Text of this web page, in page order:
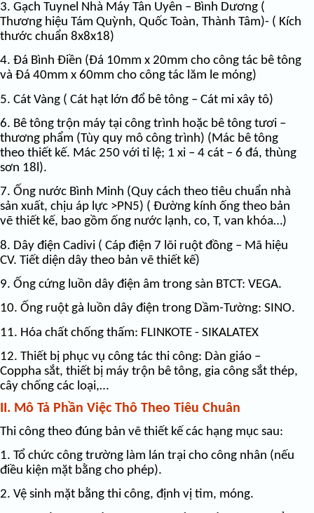
3. Gạch Tuynel Nhà Máy Tân Uyên – Bình Dương (
Thương hiệu Tám Quỳnh, Quốc Toàn, Thành Tâm)- ( Kích
thước chuẩn 8x8x18)
4. Đá Bình Điền (Đá 10mm x 20mm cho công tác bê tông
và Đá 40mm x 60mm cho công tác lăm le móng)
5. Cát Vàng ( Cát hạt lớn đổ bê tông – Cát mi xây tô)
6. Bê tông trộn máy tại công trình hoặc bê tông tươi –
thương phẩm (Tùy quy mô công trình) (Mác bê tông
theo thiết kế. Mác 250 với tỉ lệ; 1 xi – 4 cát – 6 đá, thùng
sơn 18l).
7. Ống nước Bình Minh (Quy cách theo tiêu chuẩn nhà
sản xuất, chịu áp lực >PN5) ( Đường kính ống theo bản
vẽ thiết kế, bao gồm ống nước lạnh, co, T, van khóa…)
8. Dây điện Cadivi ( Cáp điện 7 lõi ruột đồng – Mã hiệu
CV. Tiết diện dây theo bản vẽ thiết kế)
9. Ống cứng luồn dây điện âm trong sàn BTCT: VEGA.
10. Ống ruột gà luồn dây điện trong Dầm-Tường: SINO.
11. Hóa chất chống thấm: FLINKOTE - SIKALATEX
12. Thiết bị phục vụ công tác thi công: Dàn giáo –
Coppha sắt, thiết bị máy trộn bê tông, gia công sắt thép,
cây chống các loại,…
II. Mô Tả Phần Việc Thô Theo Tiêu Chuân
Thi công theo đúng bản vẽ thiết kế các hạng mục sau:
1. Tổ chức công trường làm lán trại cho công nhân (nếu
điều kiện mặt bằng cho phép).
2. Vệ sinh mặt bằng thi công, định vị tim, móng.